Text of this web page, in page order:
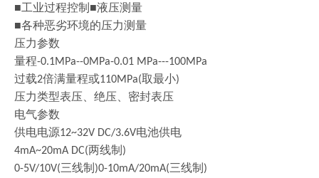
■工业过程控制■液压测量
■各种恶劣环境的压力测量
压力参数
量程-0.1MPa--0MPa-0.01 MPa---100MPa
过载2倍满量程或110MPa(取最小)
压力类型表压、绝压、密封表压
电气参数
供电电源12~32V DC/3.6V电池供电
4mA~20mA DC(两线制 )
0-5V/10V(三线制 )0-10mA/20mA(三线制 )